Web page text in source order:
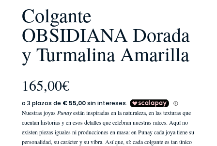
Colgante
OBSIDIANA Dorada
y Turmalina Amarilla
165,00€
Nuestras joyas Punayestán inspiradas en la naturaleza, en las texturas que
cuentan historias y en esos detalles que celebran nuestras raíces. Aquí no
existen piezas iguales ni producciones en masa: en Punay cada joya tiene su
personalidad, su carácter y su vibra. Así que, sí: cada colgante es tan único